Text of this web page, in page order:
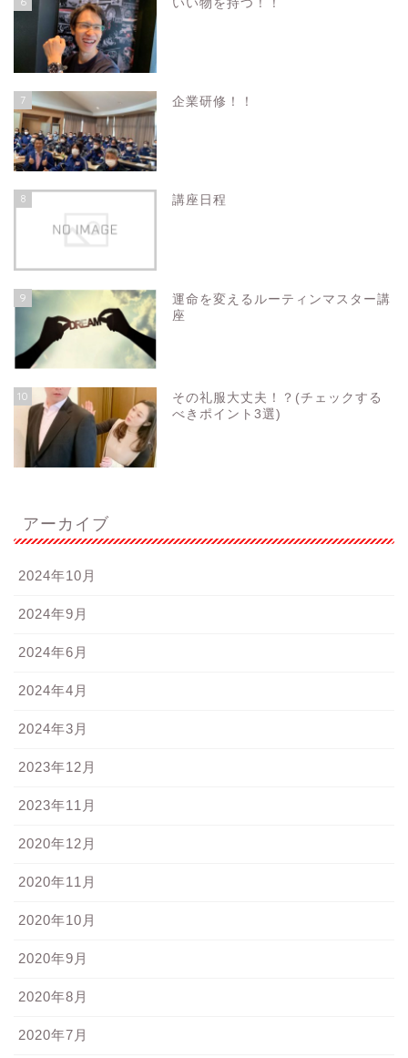
いい物を持つ！！
7 企業研修！！
8 講座日程
9
運命を変えるルーティンマスター講
座
10
その礼服大丈夫！？(チェックする
べきポイント3選)
アーカイブ
2024年10月
2024年9月
2024年6月
2024年4月
2024年3月
2023年12月
2023年11月
2020年12月
2020年11月
2020年10月
2020年9月
2020年8月
2020年7月